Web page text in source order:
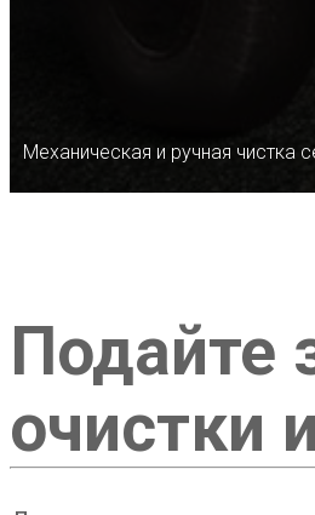
Механическая и ручная чистка
Подайте
очистки